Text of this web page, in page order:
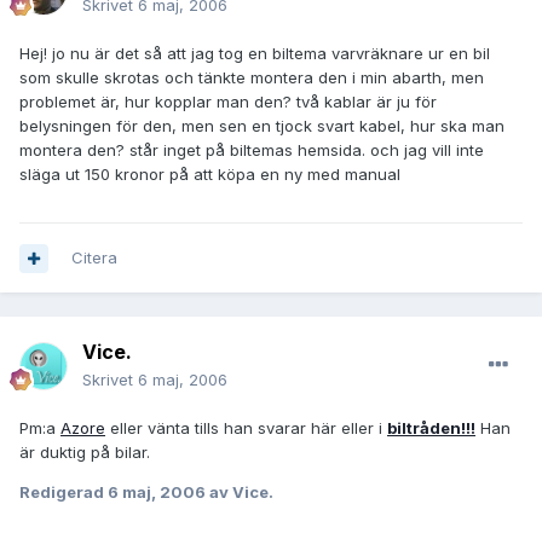
Skrivet 6 maj, 2006
Hej! jo nu är det så att jag tog en biltema varvräknare ur en bil
som skulle skrotas och tänkte montera den i min abarth, men
problemet är, hur kopplar man den? två kablar är ju för
belysningen för den, men sen en tjock svart kabel, hur ska man
montera den? står inget på biltemas hemsida. och jag vill inte
släga ut 150 kronor på att köpa en ny med manual
Citera
Vice.
Skrivet 6 maj, 2006
Pm:a Azore eller vänta tills han svarar här eller i biltråden!!! Han
är duktig på bilar.
Redigerad 6 maj, 2006 av Vice.